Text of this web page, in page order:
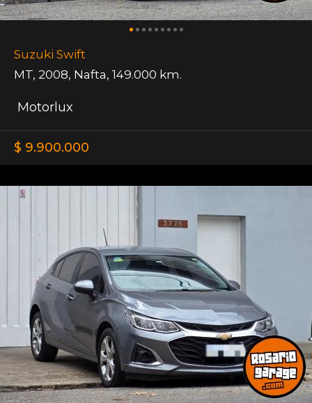
Suzuki Swift
MT, 2008, Nafta, 149.000 km.
Motorlux
$ 9.900.000